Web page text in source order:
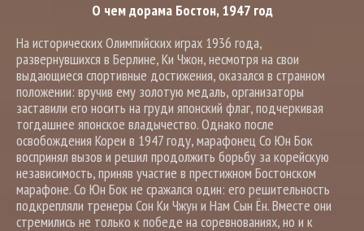
О чем дорама Бостон, 1947 год
На исторических Олимпийских играх 1936 года,
развернувшихся в Берлине, Ки Чжон, несмотря на свои
выдающиеся спортивные достижения, оказался в странном
положении: вручив ему золотую медаль, организаторы
заставили его носить на груди японский флаг, подчеркивая
тогдашнее японское владычество. Однако после
освобождения Кореи в 1947 году, марафонец Со Юн Бок
воспринял вызов и решил продолжить борьбу за корейскую
независимость, приняв участие в престижном Бостонском
марафоне. Со Юн Бок не сражался один: его решительность
подкрепляли тренеры Сон Ки Чжун и Нам Сын Ён. Вместе они
стремились не только к победе на соревнованиях, но и к